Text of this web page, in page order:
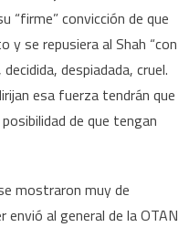
“firme” convicción de que
se repusiera al Shah “con
despiadada, cruel.
esa fuerza tendrán que
de que tengan
mostraron muy de
envió al general de la OTAN